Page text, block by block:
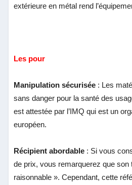
extérieure en métal rend
Les pour
Manipulation sécurisée : Les
sans danger pour la santé des
est attestée par l’IMQ qui est un
européen.
Récipient abordable : Si vous
de prix, vous remarquerez que son
raisonnable ». Cependant, cette